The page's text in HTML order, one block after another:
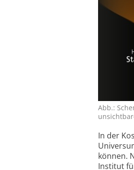
Abb.:
In der
können.
Institut